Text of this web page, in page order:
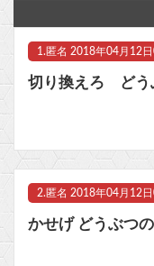
【ガンダム イニブ】
1. 匿名 2018年04月12
切り換えろ どう
2. 匿名 2018年04月12日
かせげ どうぶつ